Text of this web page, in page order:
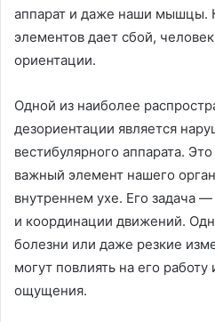
аппарат и даже наши мышцы.
элементов дает сбой,
ориентации.
Одной из наиболее
дезориентации является
вестибулярного аппарата.
важный элемент нашего
внутреннем ухе. Его задача
и координации движений.
болезни или даже резкие
могут повлиять на его
ощущения.